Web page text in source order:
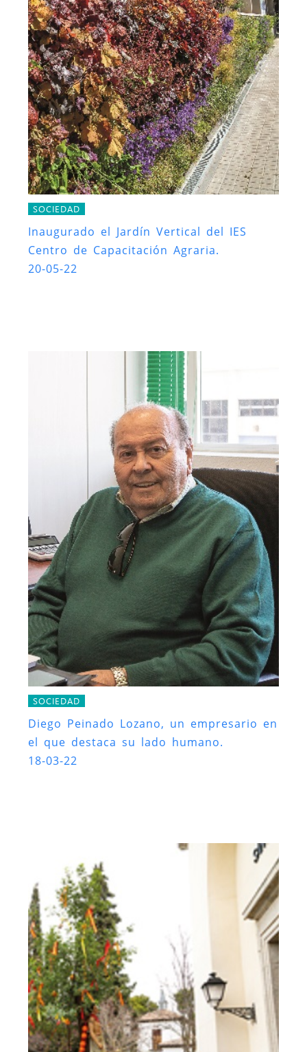
SOCIEDAD
Inaugurado el Jardín Vertical del IES
Centro de Capacitación Agraria.
20-05-22
SOCIEDAD
Diego Peinado Lozano, un empresario en
el que destaca su lado humano.
18-03-22